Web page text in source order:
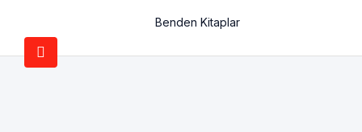
Benden Kitaplar